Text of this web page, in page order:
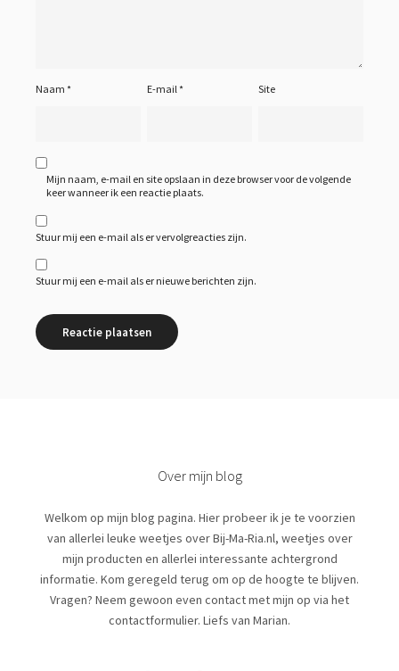
Naam * E-mail* Site
Mijn naam, e-mail en site opslaan in deze browser voor de volgende
keer wanneer ik een reactie plaats.
Stuur mij een e-mail als er vervolgreacties zijn.
Stuur mij een e-mail als er nieuwe berichten zijn.
Over mijn blog
Welkom op mijn blog pagina. Hier probeer ik je te voorzien
van allerlei leuke weetjes over Bij-Ma-Ria.nl, weetjes over
mijn producten en allerlei interessante achtergrond
informatie. Kom geregeld terug om op de hoogte te blijven.
Vragen? Neem gewoon even contact met mijn op via het
contactformulier. Liefs van Marian.